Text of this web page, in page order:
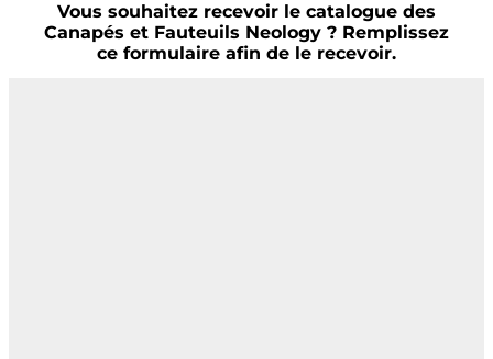
Vous souhaitez recevoir le catalogue des
Canapés et Fauteuils Neology ? Remplissez
ce formulaire afin de le recevoir.